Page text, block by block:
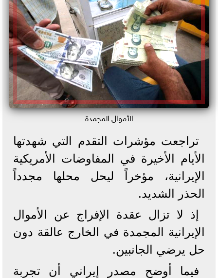
الأموال المجمدة
تراجعت مؤشرات التقدم التي شهدتها
الأيام الأخيرة في المفاوضات الأمريكية
الإيرانية، مؤخراً ليحل محلها مجدداً
الحذر الشديد.
إذ لا تزال عقدة الإفراج عن الأموال
الإيرانية المجمدة في الخارج عالقة دون
حل يرضي الجانبين.
فيما أوضح مصدر إيراني أن تجربة